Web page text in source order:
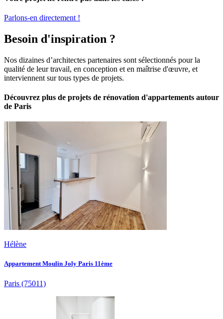
Parlons-en directement !
Besoin d'inspiration ?
Nos dizaines d’architectes partenaires sont sélectionnés pour la
qualité de leur travail, en conception et en maîtrise d'œuvre, et
interviennent sur tous types de projets.
Découvrez plus de projets de rénovation d'appartements autour
de Paris
Hélène
Appartement Moulin Joly Paris 11ème
Paris (75011)